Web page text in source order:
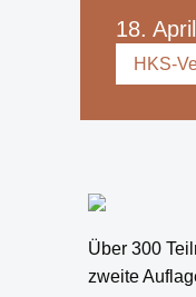
18.
HKS-
Über 300
zweite